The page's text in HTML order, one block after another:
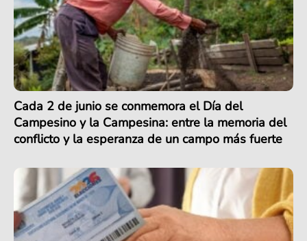
Cada 2 de junio se conmemora el Día del
Campesino y la Campesina: entre la memoria del
conflicto y la esperanza de un campo más fuerte